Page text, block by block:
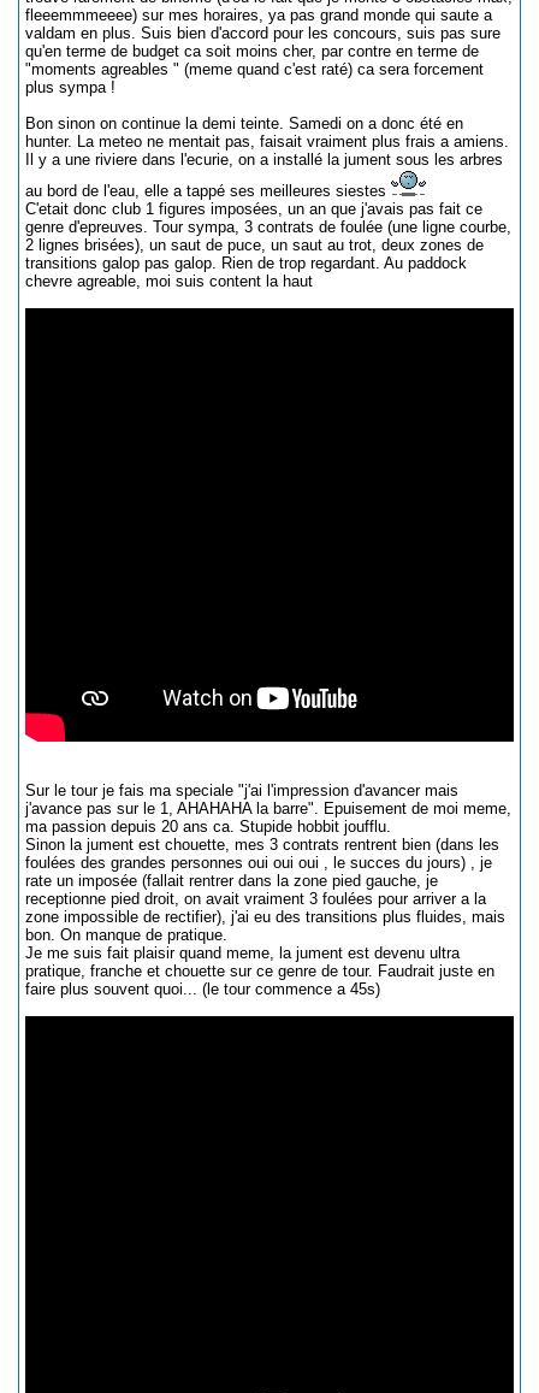
fleeemmmeeee) sur mes horaires, ya pas grand monde qui saute a
valdam en plus. Suis bien d'accord pour les concours, suis pas sure
qu'en terme de budget ca soit moins cher, par contre en terme de
"moments agreables " (meme quand c'est raté) ca sera forcement
plus sympa !
Bon sinon on continue la demi teinte. Samedi on a donc été en
hunter. La meteo ne mentait pas, faisait vraiment plus frais a amiens.
Il y a une riviere dans l'ecurie, on a installé la jument sous les arbres
au bord de l'eau, elle a tappé ses meilleures siestes
C'etait donc club 1 figures imposées, un an que j'avais pas fait ce
genre d'epreuves. Tour sympa, 3 contrats de foulée (une ligne courbe,
2 lignes brisées), un saut de puce, un saut au trot, deux zones de
transitions galop pas galop. Rien de trop regardant. Au paddock
chevre agreable, moi suis content la haut
Sur le tour je fais ma speciale "j'ai l'impression d'avancer mais
j'avance pas sur le 1, AHAHAHA la barre". Epuisement de moi meme,
ma passion depuis 20 ans ca. Stupide hobbit joufflu.
Sinon la jument est chouette, mes 3 contrats rentrent bien (dans les
foulées des grandes personnes oui oui oui , le succes du jours) , je
rate un imposée (fallait rentrer dans la zone pied gauche, je
receptionne pied droit, on avait vraiment 3 foulées pour arriver a la
zone impossible de rectifier), j'ai eu des transitions plus fluides, mais
bon. On manque de pratique.
Je me suis fait plaisir quand meme, la jument est devenu ultra
pratique, franche et chouette sur ce genre de tour. Faudrait juste en
faire plus souvent quoi... (le tour commence a 45s)